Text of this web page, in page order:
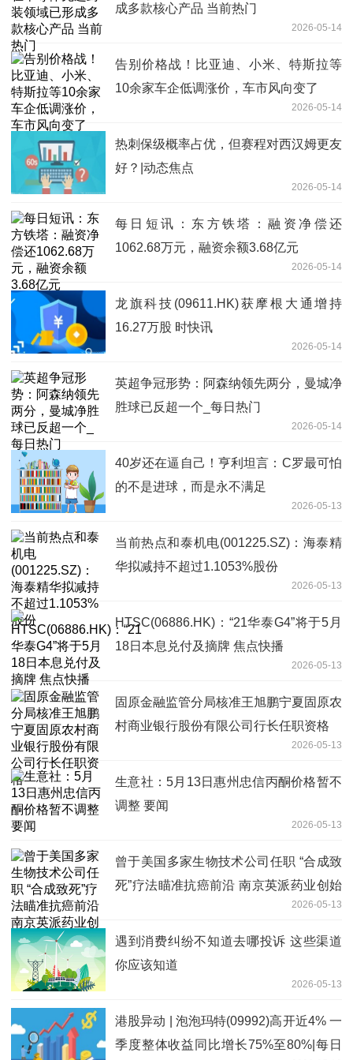
成多款核心产品 当前热门
2026-05-14
告别价格战！比亚迪、小米、特斯拉等
10余家车企低调涨价，车市风向变了
2026-05-14
热刺保级概率占优，但赛程对西汉姆更友
好？|动态焦点
2026-05-14
每日短讯：东方铁塔：融资净偿还
1062.68万元，融资余额3.68亿元
2026-05-14
龙旗科技(09611.HK)获摩根大通增持
16.27万股 时快讯
2026-05-14
英超争冠形势：阿森纳领先两分，曼城净
胜球已反超一个_每日热门
2026-05-14
40岁还在逼自己！亨利坦言：C罗最可怕
的不是进球，而是永不满足
2026-05-13
当前热点和泰机电(001225.SZ)：海泰精
华拟减持不超过1.1053%股份
2026-05-13
HTSC(06886.HK)：“21华泰G4”将于5月
18日本息兑付及摘牌 焦点快播
2026-05-13
固原金融监管分局核准王旭鹏宁夏固原农
村商业银行股份有限公司行长任职资格
2026-05-13
生意社：5月13日惠州忠信丙酮价格暂不
调整 要闻
2026-05-13
曾于美国多家生物技术公司任职 “合成致
死”疗法瞄准抗癌前沿 南京英派药业创始
2026-05-13
遇到消费纠纷不知道去哪投诉 这些渠道
你应该知道
2026-05-13
港股异动 | 泡泡玛特(09992)高开近4% 一
季度整体收益同比增长75%至80%|每日